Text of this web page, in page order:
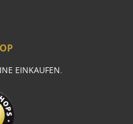
EINKAUFEN.